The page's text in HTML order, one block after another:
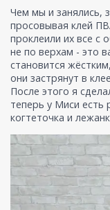
Чем мы и занялись,
просовывая клей
проклеили их все с
не по верхам - это
становится
они застрянут в
После этого я
теперь у Миси
когтеточка и